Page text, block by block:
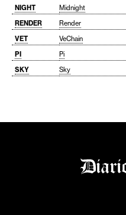
NIGHT
Midnight
RENDER
Render
VET
VeChain
PI
Pi
SKY
Sky